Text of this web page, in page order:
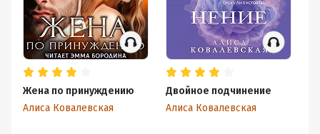
Жена по принуждению
Алиса Ковалевская
Двойное подчинение
Алиса Ковалевская